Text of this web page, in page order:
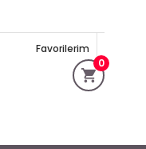
0
Favorilerim